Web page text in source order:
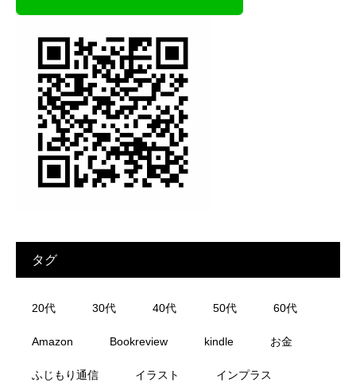
タグ
20代 30代 40代 50代 60代
Amazon Bookreview kindle お金
ふじもり通信 イラスト インプラス